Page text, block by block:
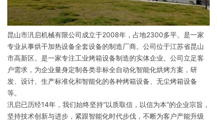
昆山市汎启机械有限公司成立于2008年，占地2300多平。是一家
专业从事烘干加热设备全套设备的制造厂商。公司位于江苏省昆山
市高新区。 是一家专注工业烤箱设备制造的实体企业。公司立足客
户需求，为企业量身定制各类非标全自动化智能化烘烤方案，研
发、设计、生产标准化和智能化的各种烤箱设备、无尘烤箱设备
等。
汎启已历经14年，我们始终坚持“以质取信，以信为本”的企业宗旨，
坚持技术创新与进步，紧跟智能化时代步伐，不断为客户产能升级